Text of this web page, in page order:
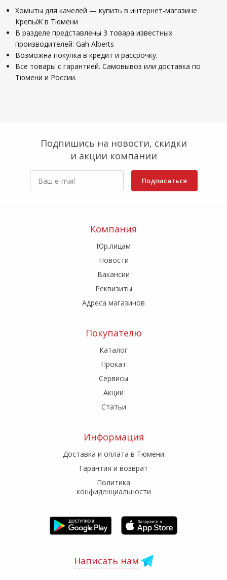
Хомыты для качелей — купить в интернет-магазине
КрепыЖ в Тюмени
В разделе представлены 3 товара известных
производителей: Gah Alberts
Возможна покупка в кредит и рассрочку.
Все товары с гарантией. Самовывоз или доставка по
Тюмени и России.
Подпишись на новости, скидки
и акции компании
Подписаться
Компания
Юр.лицам
Новости
Вакансии
Реквизиты
Адреса магазинов
Покупателю
Каталог
Прокат
Сервисы
Акции
Статьи
Информация
Доставка и оплата в Тюмени
Гарантия и возврат
Политика
конфиденциальности
Написать нам